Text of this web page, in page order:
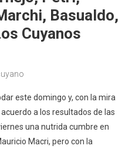
Basualdo,
Cuyanos
este domingo y, con la mira
a los resultados de las
una nutrida cumbre en
Macri, pero con la